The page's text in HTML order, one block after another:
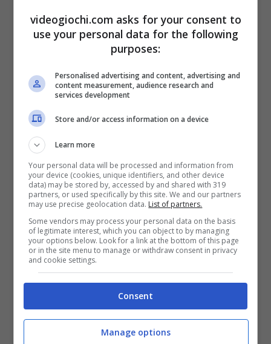
1 milione di download.
videogiochi.com asks for your consent to
use your personal data for the following
purposes:
Personalised advertising and content, advertising and
content measurement, audience research and
services development
Store and/or access information on a device
Learn more
Your personal data will be processed and information from
your device (cookies, unique identifiers, and other device
data) may be stored by, accessed by and shared with 319
partners, or used specifically by this site. We and our partners
may use precise geolocation data. List of partners.
Some vendors may process your personal data on the basis
of legitimate interest, which you can object to by managing
your options below. Look for a link at the bottom of this page
or in the site menu to manage or withdraw consent in privacy
and cookie settings.
Consent
Manage options